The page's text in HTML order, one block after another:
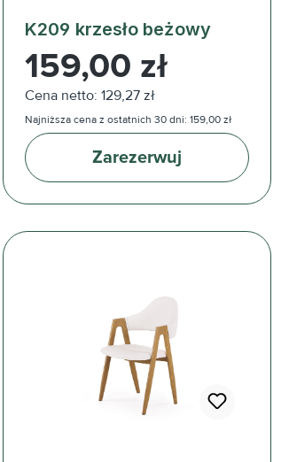
K209 krzesło beżowy
Cena regularna:
159,00 zł
Cena netto: 129,27 zł
Najniższa cena z ostatnich 30 dni: 159,00 zł
Zarezerwuj